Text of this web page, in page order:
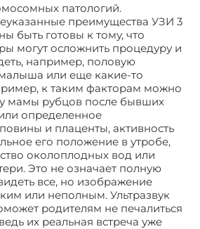
патологий.
преимущества УЗИ 3
быть готовы к тому, что
могут осложнить процедуру и
например, половую
или еще какие-то
к таким факторам можно
у мамы рубцов после бывших
определенное
и плаценты, активность
его положение в утробе,
околоплодных вод или
Это не означает полную
все, но изображение
или неполным. Ультразвук
родителям не печалиться
их реальная встреча уже